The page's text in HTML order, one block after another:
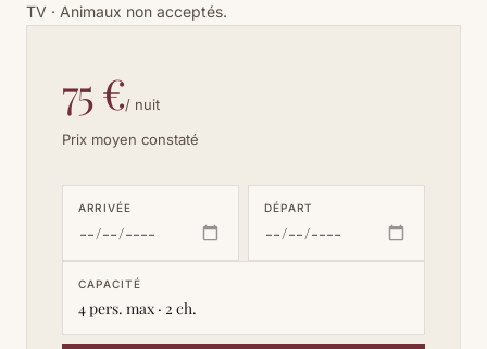
TV · Animaux non acceptés.
75 €/ nuit
Prix moyen constaté
ARRIVÉE DÉPART
CAPACITÉ
4 pers. max · 2 ch.